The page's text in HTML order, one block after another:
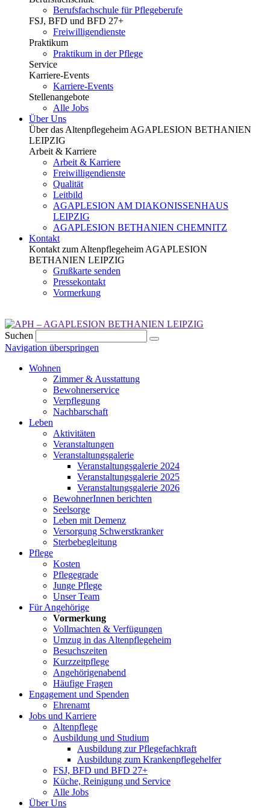
Berufsfachschule für Pflegeberufe
FSJ, BFD und BFD 27+
Freiwilligendienste
Praktikum
Praktikum in der Pflege
Service
Karriere-Events
Karriere-Events
Stellenangebote
Alle Jobs
Über Uns
Über das Altenpflegeheim AGAPLESION BETHANIEN
LEIPZIG
Arbeit & Karriere
Arbeit & Karriere
Freiwilligendienste
Qualität
Leitbild
AGAPLESION AM DIAKONISSENHAUS
LEIPZIG
AGAPLESION BETHANIEN CHEMNITZ
Kontakt
Kontakt zum Altenpflegeheim AGAPLESION
BETHANIEN LEIPZIG
Grußkarte senden
Pressekontakt
Vormerkung
Suchen
Navigation überspringen
Wohnen
Zimmer & Ausstattung
Bewohnerservice
Verpflegung
Nachbarschaft
Leben
Aktivitäten
Veranstaltungen
Veranstaltungsgalerie
Veranstaltungsgalerie 2024
Veranstaltungsgalerie 2025
Veranstaltungsgalerie 2026
BewohnerInnen berichten
Seelsorge
Leben mit Demenz
Versorgung Schwerstkranker
Sterbebegleitung
Pflege
Kosten
Pflegegrade
Junge Pflege
Unser Team
Für Angehörige
Vormerkung
Vollmachten & Verfügungen
Umzug in das Altenpflegeheim
Besuchszeiten
Kurzzeitpflege
Angehörigenabend
Häufige Fragen
Engagement und Spenden
Ehrenamt
Jobs und Karriere
Altenpflege
Ausbildung und Studium
Ausbildung zur Pflegefachkraft
Ausbildung zum Krankenpflegehelfer
FSJ, BFD und BFD 27+
Küche, Reinigung und Service
Alle Jobs
Über Uns